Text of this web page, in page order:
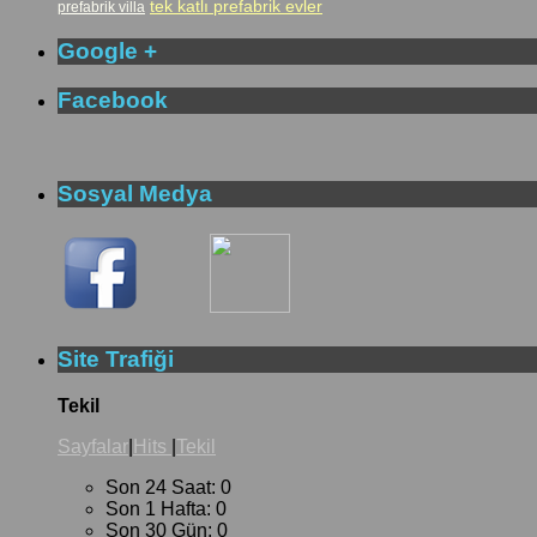
prefabrik villa tek katlı prefabrik evler
Google +
Facebook
Sosyal Medya
Site Trafiği
Tekil
Sayfalar Hits Tekil
Son 24 Saat: 0
Son 1 Hafta: 0
Son 30 Gün: 0